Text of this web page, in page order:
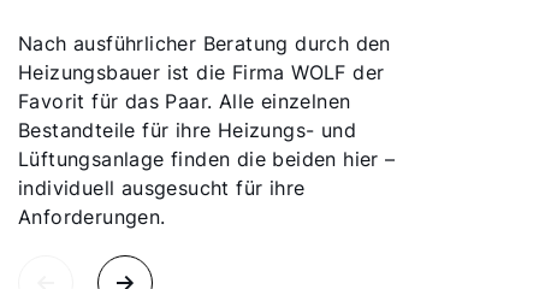
Nach ausführlicher Beratung durch den
Heizungsbauer ist die Firma WOLF der
Favorit für das Paar. Alle einzelnen
Bestandteile für ihre Heizungs- und
Lüftungsanlage finden die beiden hier –
individuell ausgesucht für ihre
Anforderungen.